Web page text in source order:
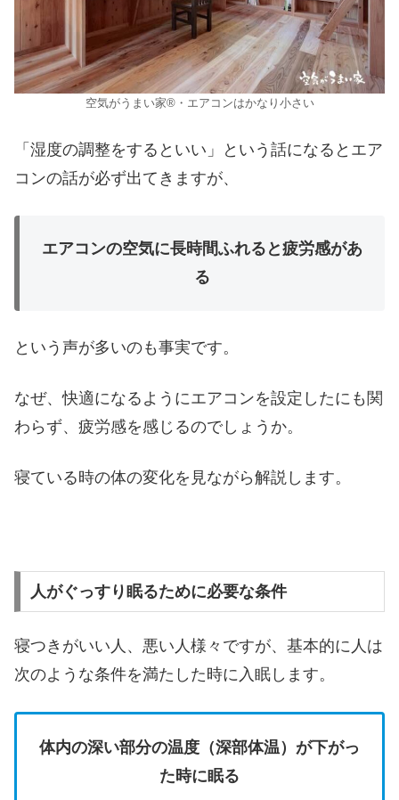
空気がうまい家®︎・エアコンはかなり小さい
「湿度の調整をするといい」という話になるとエア
コンの話が必ず出てきますが、
エアコンの空気に長時間ふれると疲労感があ
る
という声が多いのも事実です。
なぜ、快適になるようにエアコンを設定したにも関
わらず、疲労感を感じるのでしょうか。
寝ている時の体の変化を見ながら解説します。
人がぐっすり眠るために必要な条件
寝つきがいい人、悪い人様々ですが、基本的に人は
次のような条件を満たした時に入眠します。
体内の深い部分の温度（深部体温）が下がっ
た時に眠る